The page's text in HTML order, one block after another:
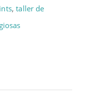
,taller de